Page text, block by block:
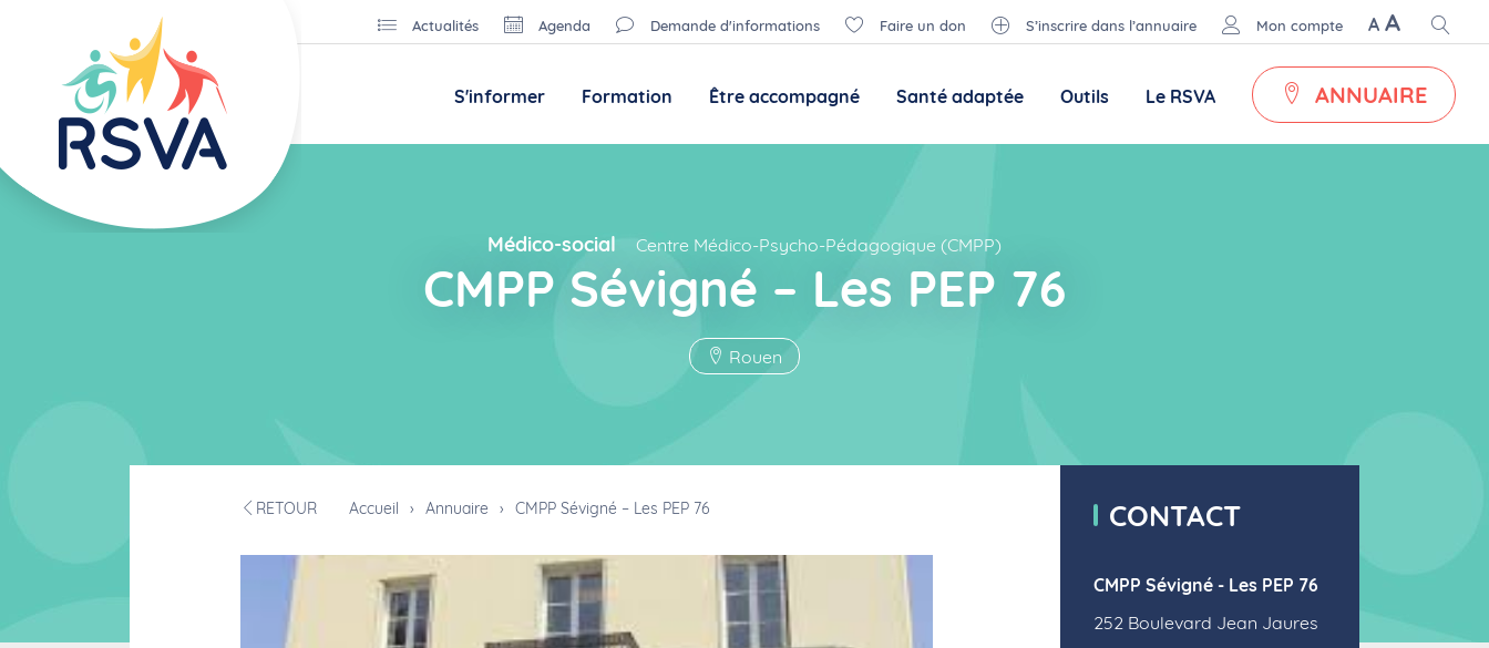
Actualités Agenda Demande d'informations Faire un don S’inscrire dans l’annuaire Mon compte A A
S'informer Formation Être accompagné Santé adaptée Outils Le RSVA ANNUAIRE
Médico-social Centre Médico-Psycho-Pédagogique (CMPP)
CMPP Sévigné – Les PEP 76
Rouen
CONTACT
CMPP Sévigné - Les PEP 76
252 Boulevard Jean Jaures
RETOUR Accueil › Annuaire › CMPP Sévigné – Les PEP 76